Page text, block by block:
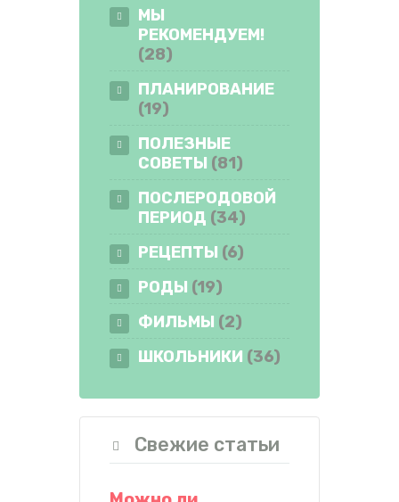
МЫ
РЕКОМЕНДУЕМ!
(28)
ПЛАНИРОВАНИЕ
(19)
ПОЛЕЗНЫЕ
СОВЕТЫ (81)
ПОСЛЕРОДОВОЙ
ПЕРИОД (34)
РЕЦЕПТЫ (6)
РОДЫ (19)
ФИЛЬМЫ (2)
ШКОЛЬНИКИ (36)
Свежие статьи